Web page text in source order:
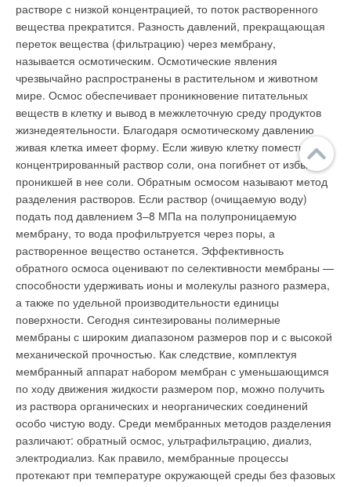
растворе с низкой концентрацией, то поток растворенного
вещества прекратится. Разность давлений, прекращающая
переток вещества (фильтрацию) через мембрану,
называется осмотическим. Осмотические явления
чрезвычайно распространены в растительном и животном
мире. Осмос обеспечивает проникновение питательных
веществ в клетку и вывод в межклеточную среду продуктов
жизнедеятельности. Благодаря осмотическому давлению
живая клетка имеет форму. Если живую клетку поместить в
концентрированный раствор соли, она погибнет от избытка
проникшей в нее соли. Обратным осмосом называют метод
разделения растворов. Если раствор (очищаемую воду)
подать под давлением 3–8 МПа на полупроницаемую
мембрану, то вода профильтруется через поры, а
растворенное вещество останется. Эффективность
обратного осмоса оценивают по селективности мембраны —
способности удерживать ионы и молекулы разного размера,
а также по удельной производительности единицы
поверхности. Сегодня синтезированы полимерные
мембраны с широким диапазоном размеров пор и с высокой
механической прочностью. Как следствие, комплектуя
мембранный аппарат набором мембран с уменьшающимся
по ходу движения жидкости размером пор, можно получить
из раствора органических и неорганических соединений
особо чистую воду. Среди мембранных методов разделения
различают: обратный осмос, ультрафильтрацию, диализ,
электродиализ. Как правило, мембранные процессы
протекают при температуре окружающей среды без фазовых